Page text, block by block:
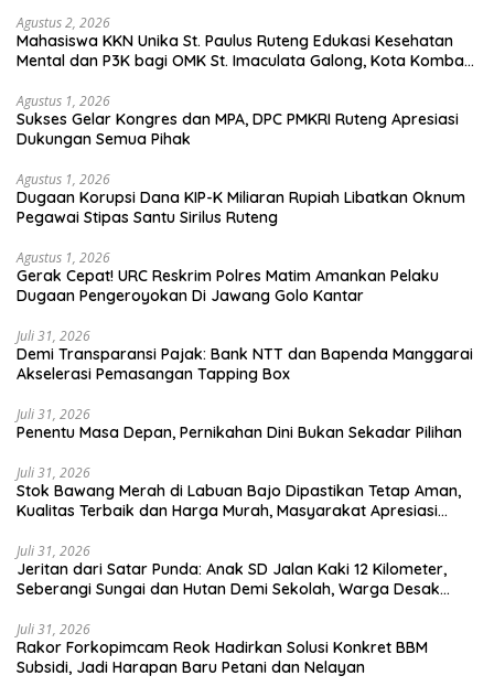
Agustus 2, 2026
Mahasiswa KKN Unika St. Paulus Ruteng Edukasi Kesehatan
Mental dan P3K bagi OMK St. Imaculata Galong, Kota Komba
Agustus 1, 2026
Sukses Gelar Kongres dan MPA, DPC PMKRI Ruteng Apresiasi
Dukungan Semua Pihak
Agustus 1, 2026
Dugaan Korupsi Dana KIP-K Miliaran Rupiah Libatkan Oknum
Pegawai Stipas Santu Sirilus Ruteng
Agustus 1, 2026
Gerak Cepat! URC Reskrim Polres Matim Amankan Pelaku
Dugaan Pengeroyokan Di Jawang Golo Kantar
Juli 31, 2026
​Demi Transparansi Pajak: Bank NTT dan Bapenda Manggarai
Akselerasi Pemasangan Tapping Box
Juli 31, 2026
Penentu Masa Depan, Pernikahan Dini Bukan Sekadar Pilihan
Juli 31, 2026
Stok Bawang Merah di Labuan Bajo Dipastikan Tetap Aman,
Kualitas Terbaik dan Harga Murah, Masyarakat Apresiasi
Juli 31, 2026
Jeritan dari Satar Punda: Anak SD Jalan Kaki 12 Kilometer,
Seberangi Sungai dan Hutan Demi Sekolah, Warga Desak
Juli 31, 2026
Rakor Forkopimcam Reok Hadirkan Solusi Konkret BBM
Subsidi, Jadi Harapan Baru Petani dan Nelayan